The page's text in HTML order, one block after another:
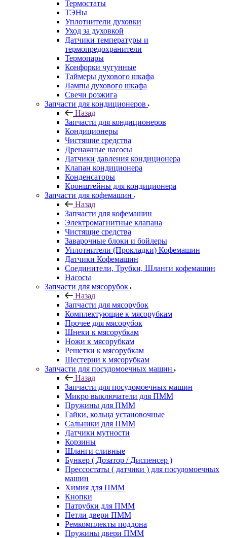
Термостаты
ТЭНы
Уплотнители духовки
Уход за духовкой
Датчики температуры и
термопредохранители
Термопары
Конфорки чугунные
Таймеры духового шкафа
Лампы духового шкафа
Свечи розжига
Запчасти для кондиционеров
Назад
Запчасти для кондиционеров
Кондиционеры
Чистящие средства
Дренажные насосы
Датчики давления кондиционера
Клапан кондиционера
Конденсаторы
Кронштейны для кондиционера
Запчасти для кофемашин
Назад
Запчасти для кофемашин
Электромагнитные клапана
Чистящие средства
Заварочные блоки и бойлеры
Уплотнители (Прокладки) Кофемашин
Датчики Кофемашин
Соединители, Трубки, Шланги кофемашин
Насосы
Запчасти для мясорубок
Назад
Запчасти для мясорубок
Комплектующие к мясорубкам
Прочее для мясорубок
Шнеки к мясорубкам
Ножи к мясорубкам
Решетки к мясорубкам
Шестерни к мясорубкам
Запчасти для посудомоечных машин
Назад
Запчасти для посудомоечных машин
Микро выключатели для ПММ
Пружины для ПММ
Гайки, кольца установочные
Сальники для ПММ
Датчики мутности
Корзины
Шланги сливные
Бункер ( Дозатор / Диспенсер )
Прессостаты ( датчики ) для посудомоечных
машин
Химия для ПММ
Кнопки
Патрубки для ПММ
Петли двери ПММ
Ремкомплекты поддона
Пружины двери ПММ